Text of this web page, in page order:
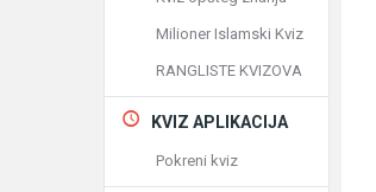
Milioner Islamski Kviz
RANGLISTE KVIZOVA
KVIZ APLIKACIJA
Pokreni kviz